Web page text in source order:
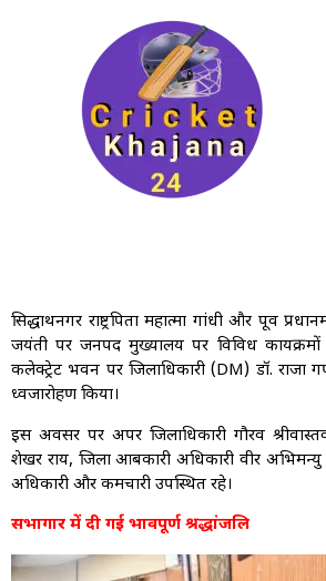
सिद्धार्थनगर राष्ट्रपिता महात्मा गांधी और पूर्व
जयंती पर जनपद मुख्यालय पर विविध
कलेक्ट्रेट भवन पर जिलाधिकारी (DM) डॉ.
ध्वजारोहण किया।
इस अवसर पर अपर जिलाधिकारी गौरव
शेखर राय, जिला आबकारी अधिकारी वीर
अधिकारी और कर्मचारी उपस्थित रहे।
सभागार में दी गई भावपूर्ण श्रद्धांजलि